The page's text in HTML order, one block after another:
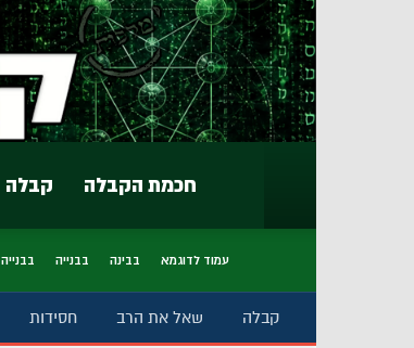
קבלה חכמת הקבלה
עמוד לדוגמא בבינה בבנייה בבנייה
קבלה שאל את הרב חסידות